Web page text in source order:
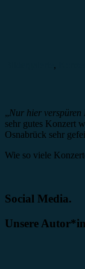
,
„Nur hier verspüren
sehr gutes Konzert
Osnabrück sehr
Wie so viele
Social Media.
Unsere